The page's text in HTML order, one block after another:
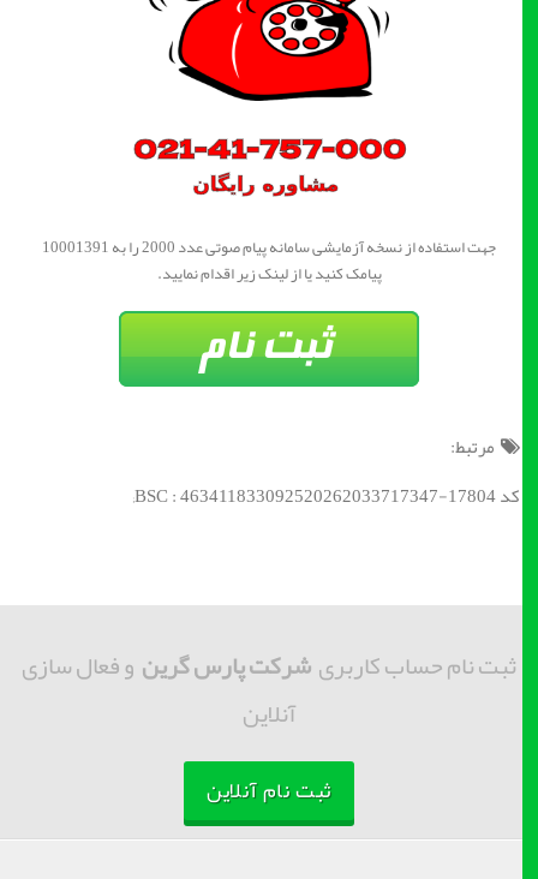
جهت استفاده از نسخه آزمایشی سامانه پیام صوتی عدد 2000 را به 10001391
پیامک کنید یا از لینک زیر اقدام نمایید.
مرتبط:
کد BSC : 463411833092520262033717347-17804;
ثبت نام حساب کاربریشرکت پارس گرینو فعال سازی
آنلاین
ثبت نام آنلاین